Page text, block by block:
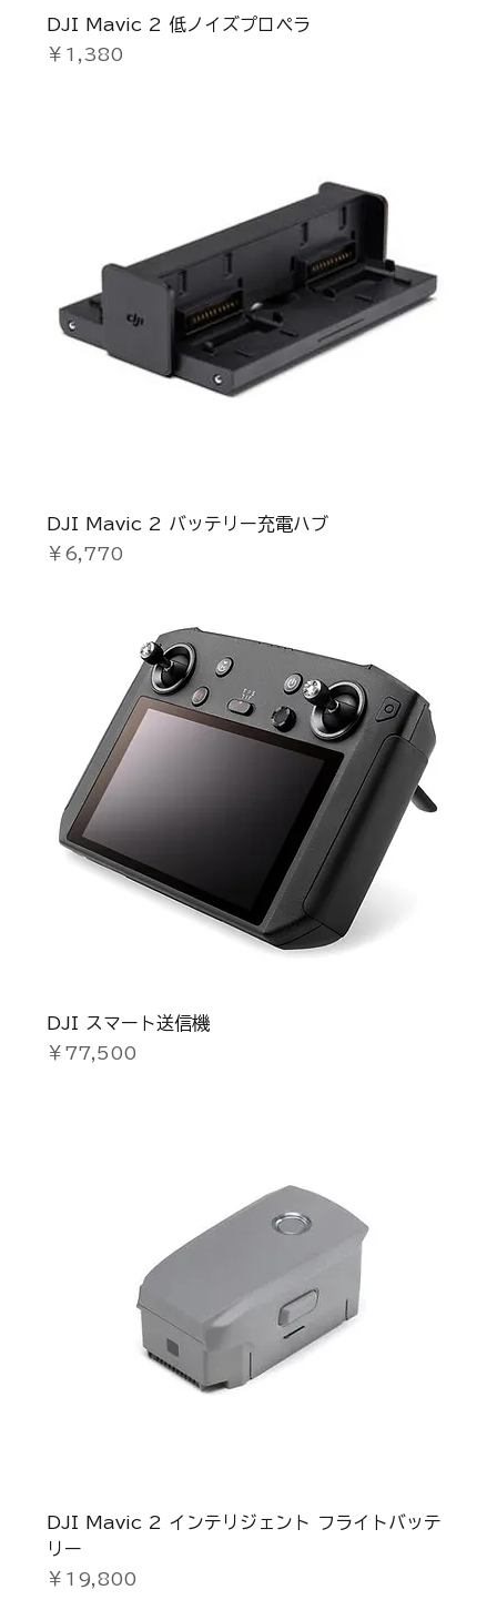
DJI Mavic 2 低ノイズプロペラ
価格
￥1,380
DJI Mavic 2 バッテリー充電ハブ
価格
￥6,770
DJI スマート送信機
価格
￥77,500
DJI Mavic 2 インテリジェント フライトバッテ
リー
価格
￥19,800